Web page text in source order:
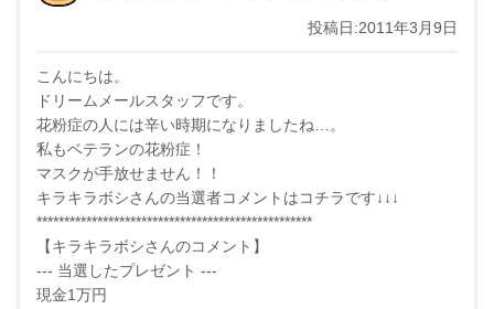
投稿日:2011年3月9日
こんにちは。
ドリームメールスタッフです。
花粉症の人には辛い時期になりましたね…。
私もベテランの花粉症！
マスクが手放せません！！
キラキラボシさんの当選者コメントはコチラです↓↓↓
**************************************************
【キラキラボシさんのコメント】
--- 当選したプレゼント ---
現金1万円